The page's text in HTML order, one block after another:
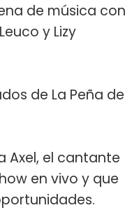
de música con
y Lizy
de La Peña de
Axel, el cantante
en vivo y que